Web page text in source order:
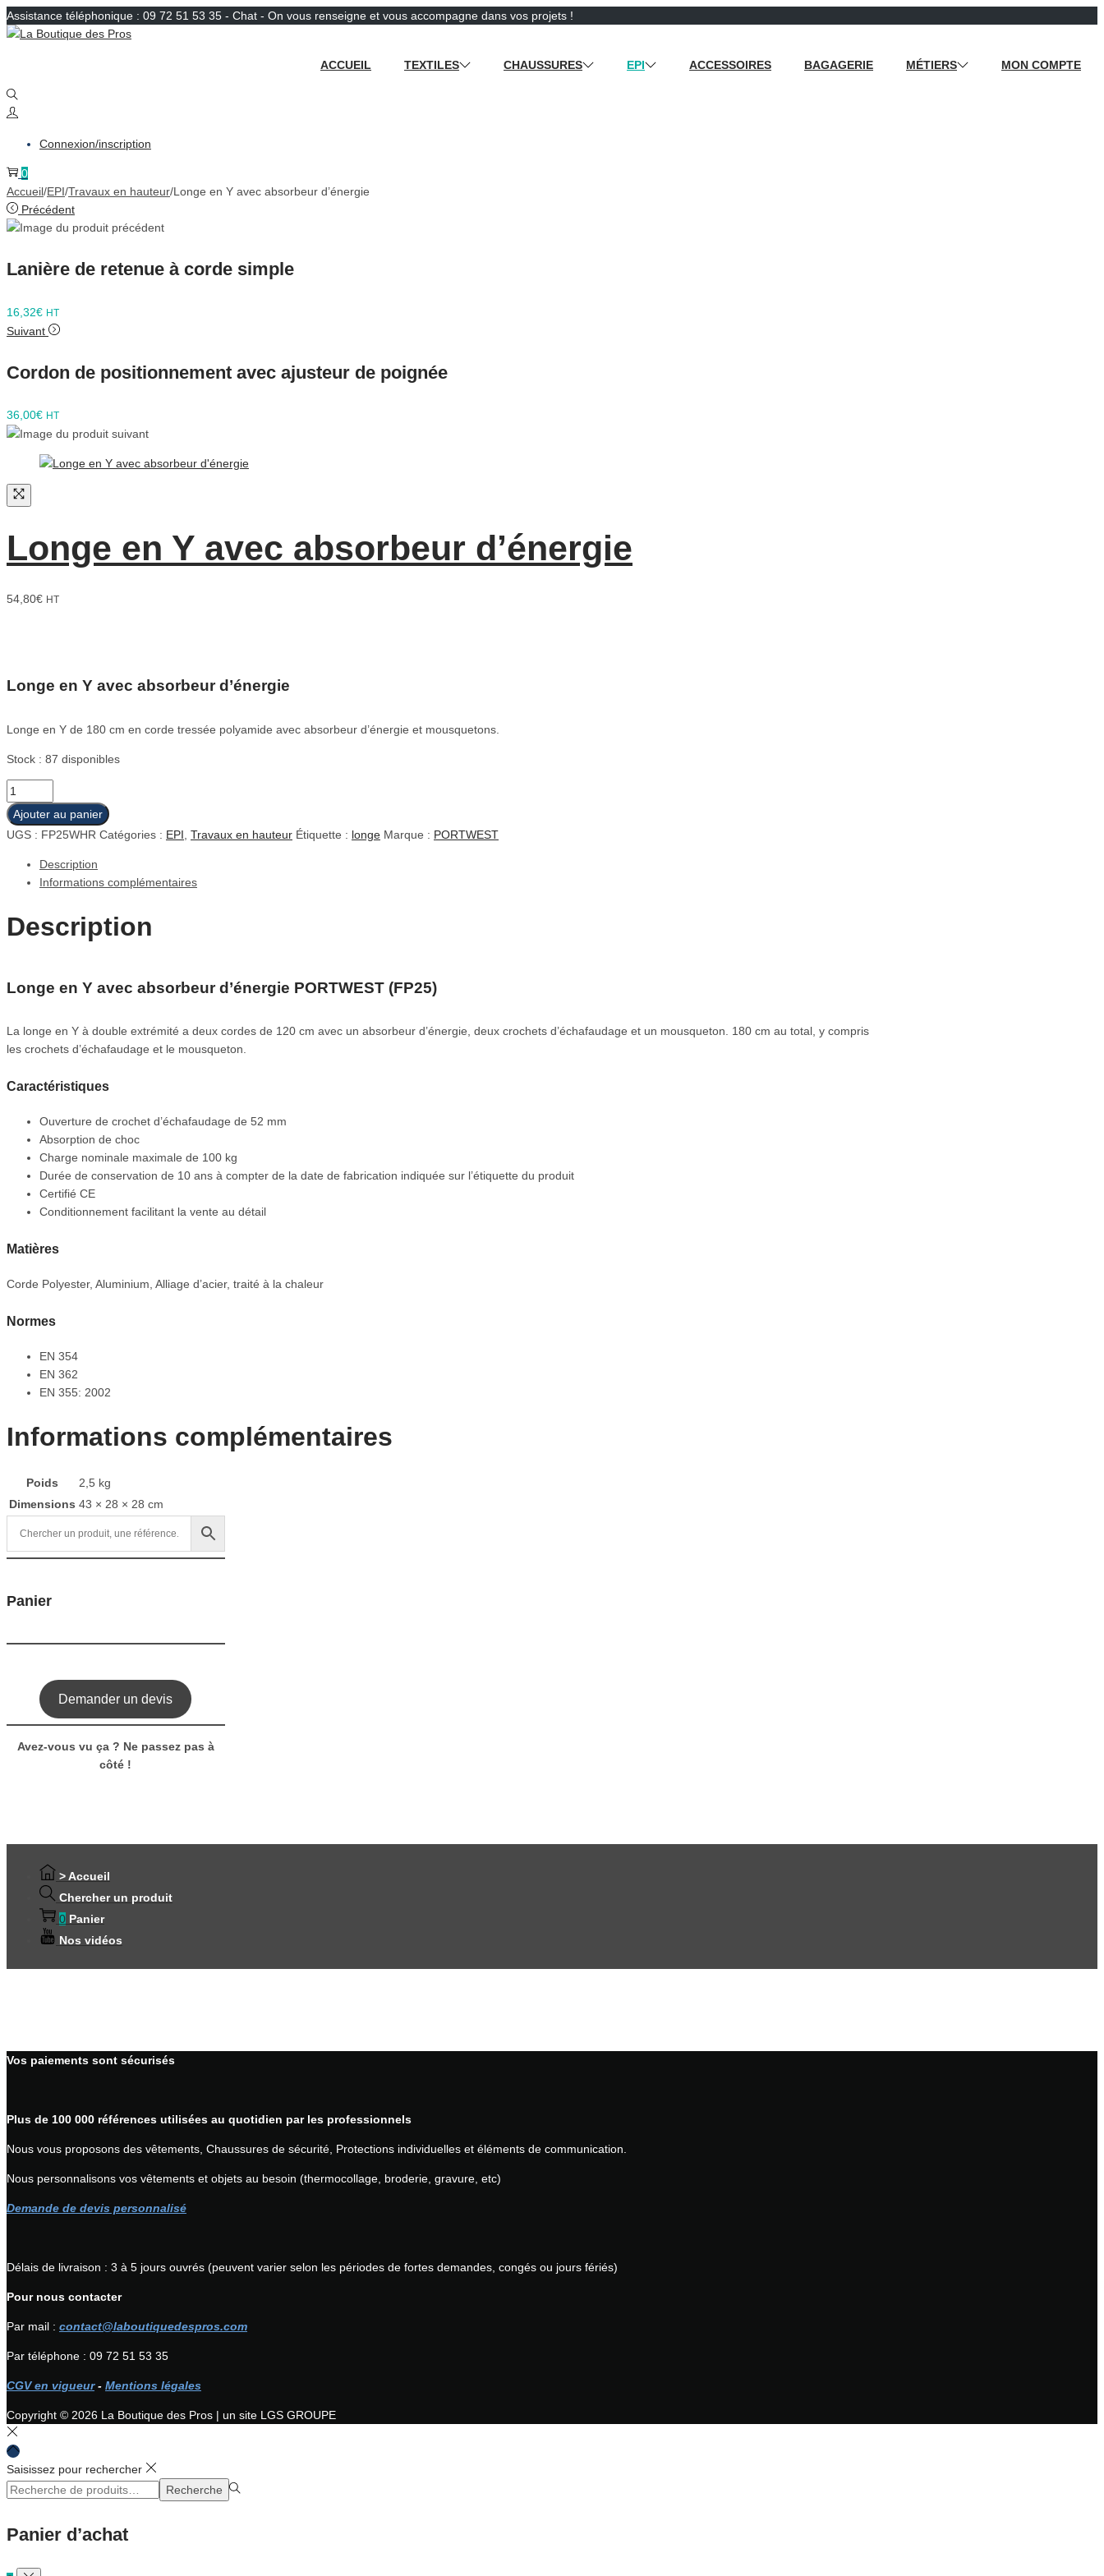
Assistance téléphonique : 09 72 51 53 35 - Chat - On vous renseigne et vous accompagne dans vos projets !
Passer
navigation
Passer
ACCUEIL TEXTILES CHAUSSURES EPI ACCESSOIRES BAGAGERIE MÉTIERS MON COMPTE
Connexion/inscription
0
Accueil/EPI/Travaux en hauteur/Longe en Y avec absorbeur d’énergie
Précédent
Lanière de retenue à corde simple
16,32€ HT
Suivant
Cordon de positionnement avec ajusteur de poignée
36,00€ HT
Longe en Y avec absorbeur d’énergie
54,80€ HT
Longe en Y avec absorbeur d’énergie
Longe en Y de 180 cm en corde tressée polyamide avec absorbeur d’énergie et mousquetons.
Stock : 87 disponibles
quantité
de
Longe
en
Ajouter au panier
UGS : FP25WHR Catégories : EPI Travaux en hauteur Étiquette : longe Marque : PORTWEST
Description
Informations complémentaires
Description
Longe en Y avec absorbeur d’énergie PORTWEST (FP25)
La longe en Y à double extrémité a deux cordes de 120 cm avec un absorbeur d’énergie, deux crochets d’échafaudage et un mousqueton. 180 cm au total, y compris
les crochets d’échafaudage et le mousqueton.
Caractéristiques
Ouverture de crochet d’échafaudage de 52 mm
Absorption de choc
Charge nominale maximale de 100 kg
Durée de conservation de 10 ans à compter de la date de fabrication indiquée sur l’étiquette du produit
Certifié CE
Conditionnement facilitant la vente au détail
Matières
Corde Polyester, Aluminium, Alliage d’acier, traité à la chaleur
Normes
EN 354
EN 362
EN 355: 2002
Informations complémentaires
Poids
2,5 kg
Dimensions 43 × 28 × 28 cm
Panier
Demander un devis
Avez-vous vu ça ? Ne passez pas à
côté !
> Accueil
Chercher un produit
0 Panier
Nos vidéos
Vos paiements sont sécurisés
Plus de 100 000 références utilisées au quotidien par les professionnels
Nous vous proposons des vêtements, Chaussures de sécurité, Protections individuelles et éléments de communication.
Nous personnalisons vos vêtements et objets au besoin (thermocollage, broderie, gravure, etc)
Demande de devis personnalisé
Délais de livraison : 3 à 5 jours ouvrés (peuvent varier selon les périodes de fortes demandes, congés ou jours fériés)
Pour nous contacter
Par mail : contact@laboutiquedespros.com
Par téléphone : 09 72 51 53 35
CGV en vigueur- Mentions légales
Copyright © 2026 La Boutique des Pros | un site LGS GROUPE
Saisissez pour rechercher
Rechercher
Recherche
Panier d’achat